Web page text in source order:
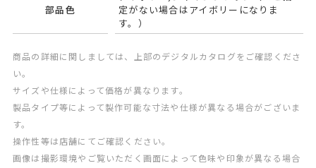
部品色
定がない場合はアイボリーになりま
す。）
商品の詳細に関しましては、上部のデジタルカタログをご確認くださ
い。
サイズや仕様によって価格が異なります。
製品タイプ等によって製作可能な寸法や仕様が異なる場合がございま
す。
操作性等は店舗にてご確認ください。
画像は撮影環境やご覧いただく画面によって色味や印象が異なる場合